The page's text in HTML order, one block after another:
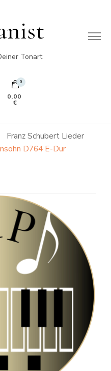
Tonart
0
0,00
€
Franz Schubert Lieder
D764 E-Dur